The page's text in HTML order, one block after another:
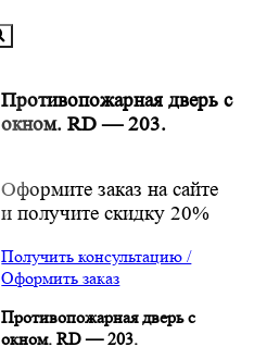
Противопожарная дверь с
окном. RD — 203.
Противопожарная дверь с
окном. RD — 203.
Оформите заказ на сайте
и получите скидку 20%
Получить консультацию /
Оформить заказ